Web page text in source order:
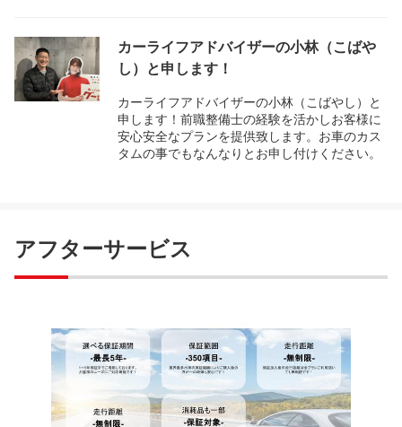
カーライフアドバイザーの小林（こばや
し）と申します！
カーライフアドバイザーの小林（こばやし）と
申します！前職整備士の経験を活かしお客様に
安心安全なプランを提供致します。お車のカス
タムの事でもなんなりとお申し付けください。
アフターサービス